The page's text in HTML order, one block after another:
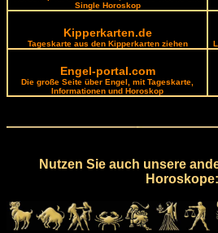
Single Horoskop
Kipperkarten.de
Tageskarte aus den Kipperkarten ziehen
Engel-portal.com
Die große Seite über Engel, mit Tageskarte,
Informationen und Horoskop
Nutzen Sie auch unsere
Horoskope: